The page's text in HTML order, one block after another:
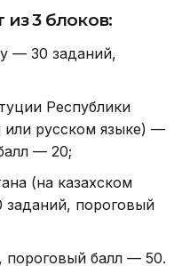
из 3 блоков:
— 30 заданий,
Республики
или русском языке) —
— 20;
(на казахском
пороговый
балл — 50.